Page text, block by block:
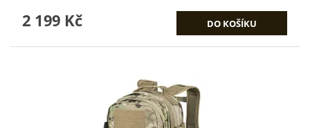
2 199 Kč